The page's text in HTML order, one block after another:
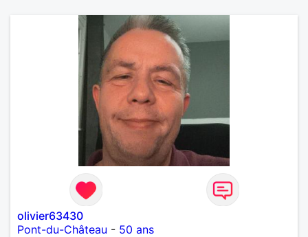
olivier63430
Pont-du-Château - 50 ans